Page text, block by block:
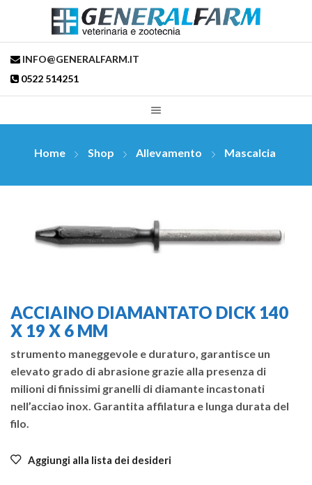
INFO@GENERALFARM.IT
0522 514251
Home Shop Allevamento Mascalcia
ACCIAINO DIAMANTATO DICK 140
X 19 X 6 MM
strumento maneggevole e duraturo, garantisce un
elevato grado di abrasione grazie alla presenza di
milioni di finissimi granelli di diamante incastonati
nell’acciao inox. Garantita affilatura e lunga durata del
filo.
Aggiungi alla lista dei desideri